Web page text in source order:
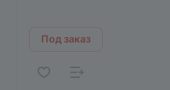
Под заказ